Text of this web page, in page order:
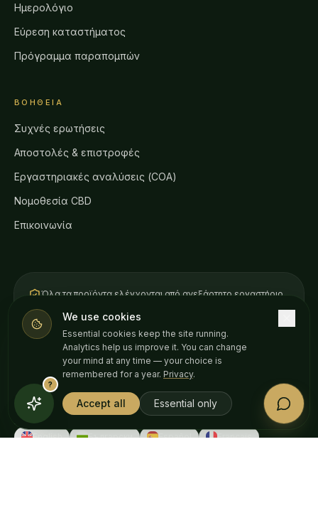
Ημερολόγιο
Εύρεση καταστήματος
Πρόγραμμα παραπομπών
ΒΟΉΘΕΙΑ
Συχνές ερωτήσεις
Αποστολές & επιστροφές
Εργαστηριακές αναλύσεις (COA)
Νομοθεσία CBD
Επικοινωνία
Όλα τα προϊόντα ελέγχονται από ανεξάρτητο εργαστήριο
στην ΕΕ. Κάθε παρτίδα παίρνει χρονολογημένο
πιστοποιητικό ανάλυσης.
EXPRESS Pay
ΑΓΌΡΑ ΣΕ
English Български Español
Français
We use cookies
Essential cookies keep the site running.
Analytics help us improve it. You can change
your mind at any time — your choice is
remembered for a year. Privacy.
Accept all Essential only
?